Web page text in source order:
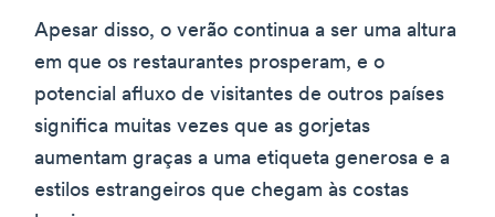
Apesar disso, o verão continua a ser uma altura
em que os restaurantes prosperam, e o
potencial afluxo de visitantes de outros países
significa muitas vezes que as gorjetas
aumentam graças a uma etiqueta generosa e a
estilos estrangeiros que chegam às costas